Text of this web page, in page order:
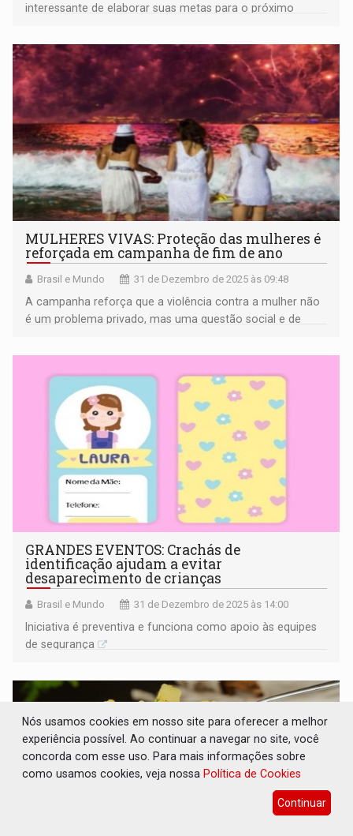
interessante de elaborar suas metas para o próximo
MULHERES VIVAS: Proteção das mulheres é
reforçada em campanha de fim de ano
Brasil e Mundo 31 de Dezembro de 2025 às 09:48
A campanha reforça que a violência contra a mulher não
é um problema privado, mas uma questão social e de
GRANDES EVENTOS: Crachás de
identificação ajudam a evitar
desaparecimento de crianças
Brasil e Mundo 31 de Dezembro de 2025 às 14:00
Iniciativa é preventiva e funciona como apoio às equipes
de segurança
Nós usamos cookies em nosso site para oferecer a melhor
experiência possível. Ao continuar a navegar no site, você
concorda com esse uso. Para mais informações sobre
como usamos cookies, veja nossa Política de Cookies
Continuar